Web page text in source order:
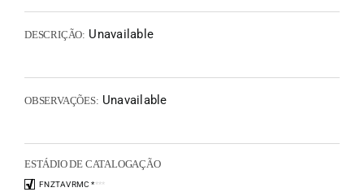
DESCRIÇÃO: Unavailable
OBSERVAÇÕES: Unavailable
ESTÁDIO DE CATALOGAÇÃO
FNZTAVRMC ****